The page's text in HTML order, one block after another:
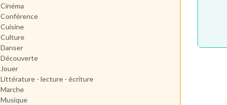
Cinéma
Conférence
Cuisine
Culture
Danser
Découverte
Jouer
Littérature - lecture - écriture
Marche
Musique